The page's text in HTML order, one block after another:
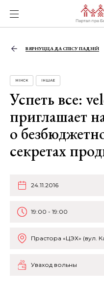
ВЯРНУЦЦА ДА СПІСУ ПАДЗЕЙ
МІНСК ІНШАЕ
Успеть все:
приглашает
о
секретах
24.11.2016
19:00 - 19:00
Прастора «ЦЭХ» (вул.
Уваход вольны